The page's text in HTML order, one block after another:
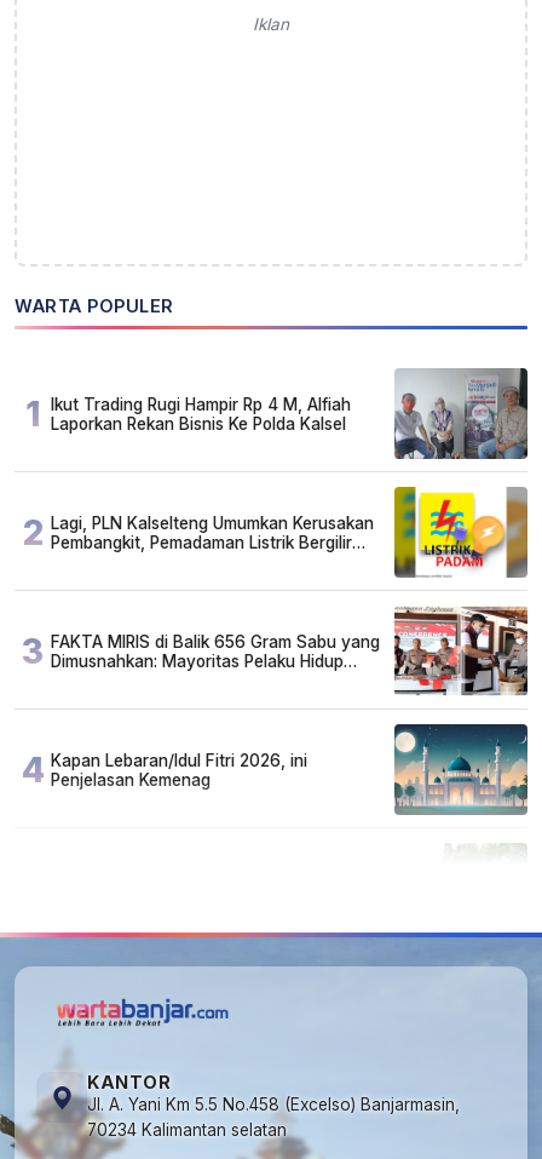
Iklan
WARTA POPULER
1
Ikut Trading Rugi Hampir Rp 4 M, Alfiah
Laporkan Rekan Bisnis Ke Polda Kalsel
2 Lagi, PLN Kalselteng Umumkan Kerusakan
Pembangkit, Pemadaman Listrik Bergilir
3 FAKTA MIRIS di Balik 656 Gram Sabu yang
Dimusnahkan: Mayoritas Pelaku Hidup
4 Kapan Lebaran/Idul Fitri 2026, ini
Penjelasan Kemenag
KANTOR
Jl. A. Yani Km 5.5 No.458 (Excelso) Banjarmasin,
70234 Kalimantan selatan